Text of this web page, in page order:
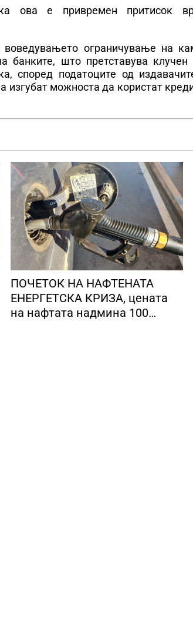
ова е привремен притисок
воведувањето ограничување на
банките, што претставува
според податоците од
изгубат можноста да користат
ПОЧЕТОК НА НАФТЕНАТА
ЕНЕРГЕТСКА КРИЗА, цената
на нафтата надмина 100